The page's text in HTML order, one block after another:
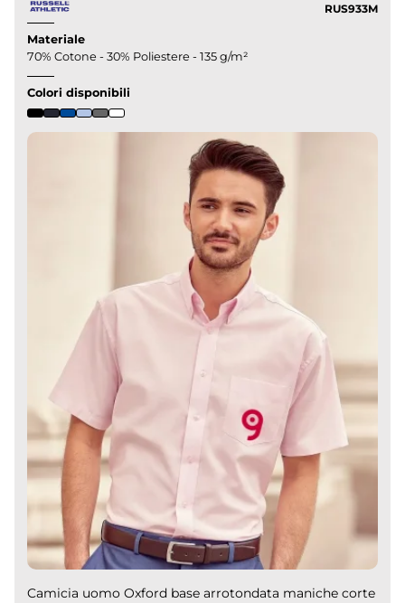
RUS933M
Materiale
70% Cotone - 30% Poliestere - 135 g/m²
Colori disponibili
Camicia uomo Oxford base arrotondata maniche corte